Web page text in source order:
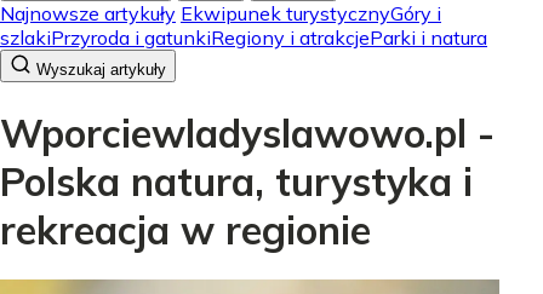
Najnowsze artykuły Ekwipunek turystycznyGóry i
szlakiPrzyroda i gatunkiRegiony i atrakcjeParki i natura
Wyszukaj artykuły
Wporciewladyslawowo.pl -
Polska natura, turystyka i
rekreacja w regionie